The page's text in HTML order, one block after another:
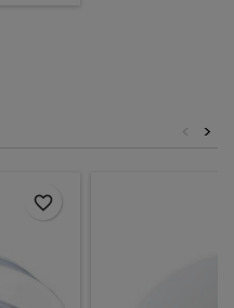
>
<
favorite_border